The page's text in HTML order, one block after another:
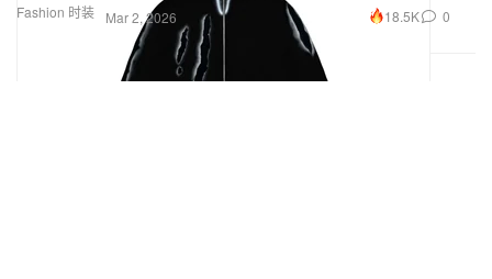
Fashion 时装 Mar 2, 2026 18.5K 0